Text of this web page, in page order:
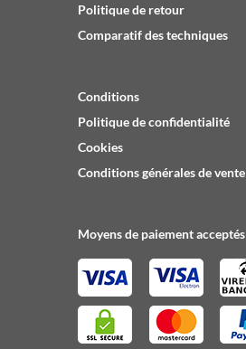
Politique de retour
Comparatif des techniques
Conditions
Politique de confidentialité
Cookies
Conditions générales de vente
Moyens de paiement acceptés